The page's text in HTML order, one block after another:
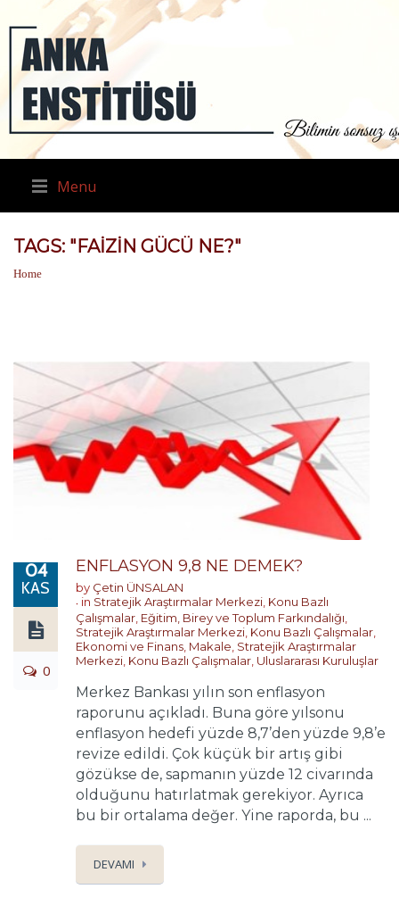
Menu
TAGS: "FAIZIN GÜCÜ NE?"
Home
04
KAS
0
ENFLASYON 9,8 NE DEMEK?
by Çetin ÜNSALAN
in Stratejik Araştırmalar Merkezi Konu Bazlı
Çalışmalar Eğitim, Birey ve Toplum Farkındalığı
Stratejik Araştırmalar Merkezi Konu Bazlı Çalışmalar
Ekonomi ve Finans Makale Stratejik Araştırmalar
Merkezi Konu Bazlı Çalışmalar Uluslararası Kuruluşlar
Merkez Bankası yılın son enflasyon
raporunu açıkladı. Buna göre yılsonu
enflasyon hedefi yüzde 8,7’den yüzde 9,8’e
revize edildi. Çok küçük bir artış gibi
gözükse de, sapmanın yüzde 12 civarında
olduğunu hatırlatmak gerekiyor. Ayrıca
bu bir ortalama değer. Yine raporda, bu ...
DEVAMI